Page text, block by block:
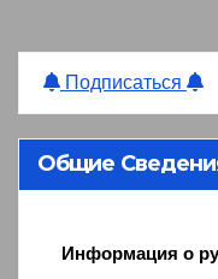
Подписаться
Общие
Информация о